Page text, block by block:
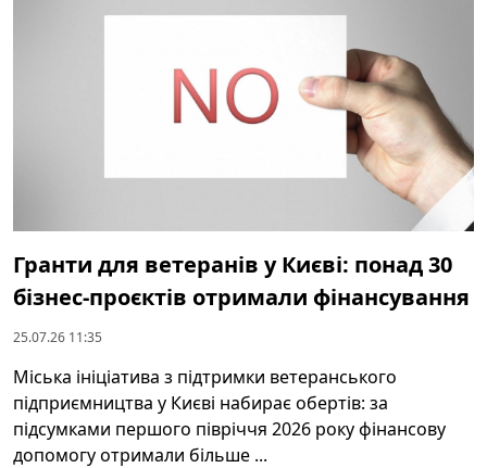
Гранти для ветеранів у Києві: понад 30
бізнес-проєктів отримали фінансування
25.07.26 11:35
Міська ініціатива з підтримки ветеранського
підприємництва у Києві набирає обертів: за
підсумками першого півріччя 2026 року фінансову
допомогу отримали більше ...